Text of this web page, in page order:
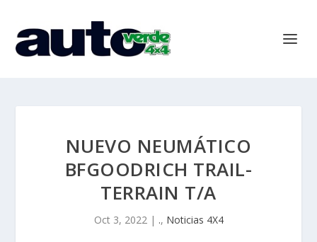
NUEVO NEUMÁTICO
BFGOODRICH TRAIL-
TERRAIN T/A
Oct 3, 2022| ., Noticias 4X4